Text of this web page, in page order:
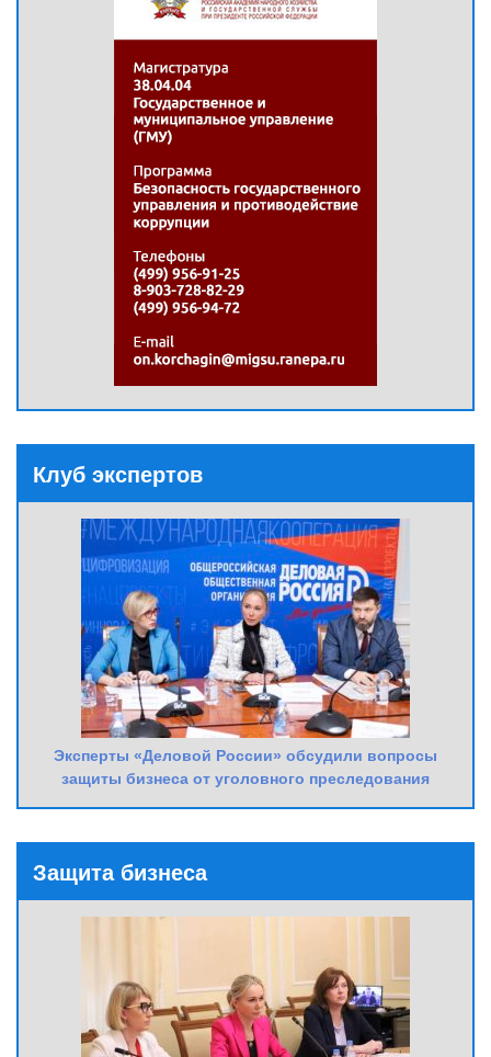
Клуб экспертов
Эксперты «Деловой России» обсудили вопросы
защиты бизнеса от уголовного преследования
Защита бизнеса